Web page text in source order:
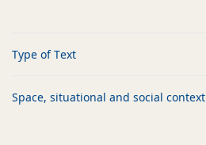
Type of Text
Space, situational and social context